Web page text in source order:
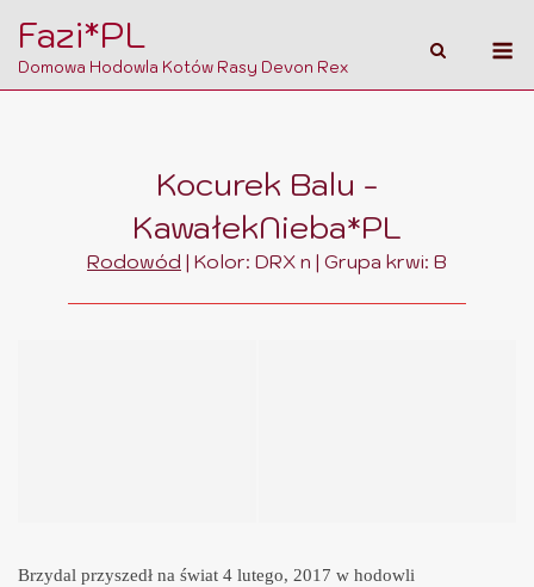
content
Fazi*PL
Domowa Hodowla Kotów Rasy Devon Rex
Kocurek Balu -
KawałekNieba*PL
Rodowód | Kolor: DRX n | Grupa krwi: B
Brzydal przyszedł na świat 4 lutego, 2017 w hodowli